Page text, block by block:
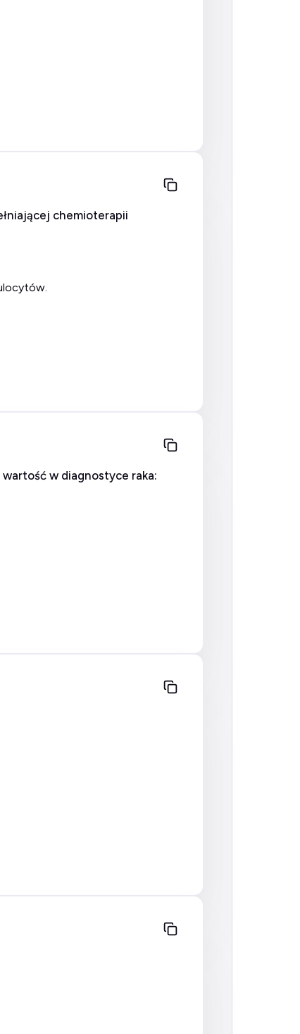
chemioterapii
w diagnostyce raka: